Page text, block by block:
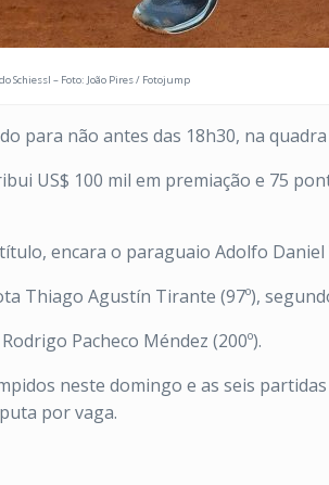
Schiessl – Foto: João Pires / Fotojump
para não antes das 18h30, na
US$ 100 mil em premiação e 75
encara o paraguaio Adolfo Daniel
Thiago Agustín Tirante (97º),
Pacheco Méndez (200º).
neste domingo e as seis
por vaga.